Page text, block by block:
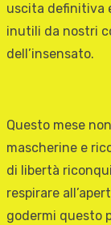
uscita definitiva
inutili da nostri
dell’insensato.
Questo mese
mascherine e
di libertà
respirare
godermi questo